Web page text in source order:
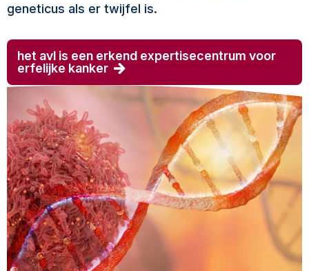
geneticus als er twijfel is.
het avl is een erkend expertisecentrum voor
erfelijke kanker